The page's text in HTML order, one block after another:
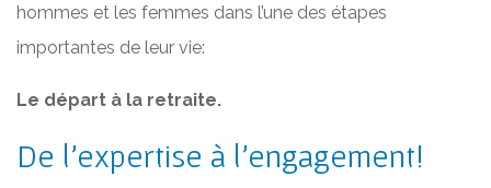
hommes et les femmes dans l’une des étapes
importantes de leur vie:
Le départ à la retraite.
De l’expertise à l’engagement!